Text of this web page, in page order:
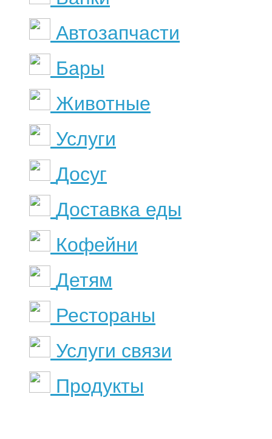
Автозапчасти
Бары
Животные
Услуги
Досуг
Доставка еды
Кофейни
Детям
Рестораны
Услуги связи
Продукты